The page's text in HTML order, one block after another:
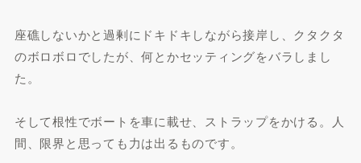
座礁しないかと過剰にドキドキしながら接岸し、クタクタ
のボロボロでしたが、何とかセッティングをバラしまし
た。
そして根性でボートを車に載せ、ストラップをかける。人
間、限界と思っても力は出るものです。